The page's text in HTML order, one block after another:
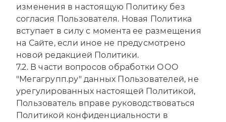
изменения в настоящую Политику без
согласия Пользователя. Новая Политика
вступает в силу с момента ее размещения
на Сайте, если иное не предусмотрено
новой редакцией Политики.
7.2. В части вопросов обработки ООО
"Мегагрупп.ру" данных Пользователей, не
урегулированных настоящей Политикой,
Пользователь вправе руководствоваться
Политикой конфиденциальности в